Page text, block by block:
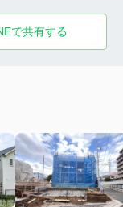
で共有する